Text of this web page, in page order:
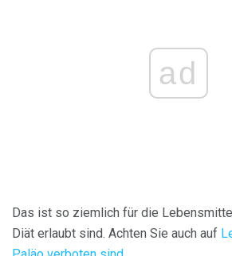
ad
Das ist so ziemlich für die
Diät erlaubt sind. Achten Sie auch auf